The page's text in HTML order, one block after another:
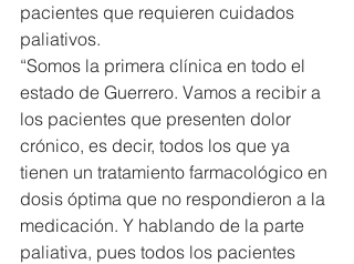
pacientes que requieren cuidados
paliativos.
“Somos la primera clínica en todo el
estado de Guerrero. Vamos a recibir a
los pacientes que presenten dolor
crónico, es decir, todos los que ya
tienen un tratamiento farmacológico en
dosis óptima que no respondieron a la
medicación. Y hablando de la parte
paliativa, pues todos los pacientes